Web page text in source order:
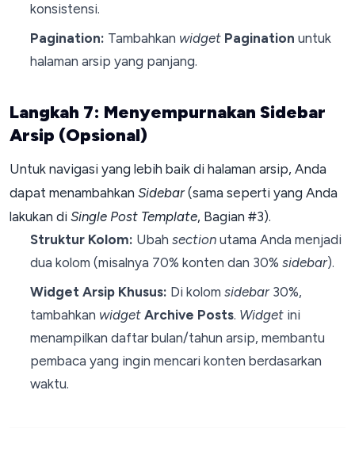
konsistensi.
Pagination: Tambahkan widget Pagination untuk
halaman arsip yang panjang.
Langkah 7: Menyempurnakan Sidebar
Arsip (Opsional)
Untuk navigasi yang lebih baik di halaman arsip, Anda
dapat menambahkan Sidebar(sama seperti yang Anda
lakukan di Single Post Template, Bagian #3).
Struktur Kolom: Ubah sectionutama Anda menjadi
dua kolom (misalnya 70% konten dan 30% sidebar).
Widget Arsip Khusus: Di kolom sidebar30%,
tambahkan widget Archive Posts. Widgetini
menampilkan daftar bulan/tahun arsip, membantu
pembaca yang ingin mencari konten berdasarkan
waktu.